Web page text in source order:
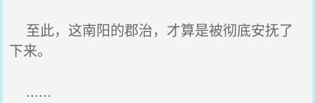
至此，这南阳的郡治，才算是被彻底安抚了
下来。
......